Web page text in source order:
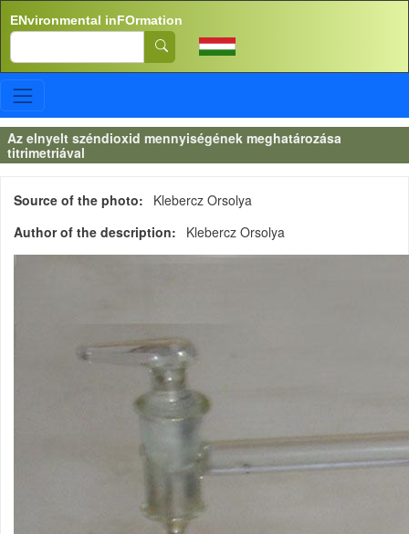
ENvironmental inFOrmation
Search
Az elnyelt széndioxid mennyiségének meghatározása
titrimetriával
Source of the photo
Klebercz Orsolya
Author of the description
Klebercz Orsolya